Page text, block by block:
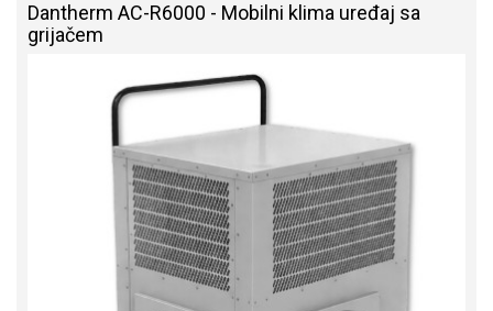
Dantherm AC-R6000 - Mobilni klima uređaj sa
grijačem